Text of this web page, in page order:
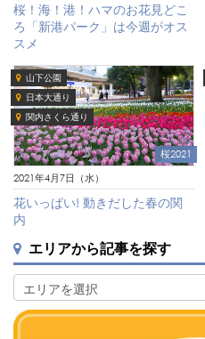
桜！海！港！ハマのお花見どこ
ろ「新港パーク」は今週がオス
スメ
山下公園
日本大通り
関内さくら通り
桜2021
2021年4月7日（水）
花いっぱい! 動きだした春の関
内
エリアから記事を探す